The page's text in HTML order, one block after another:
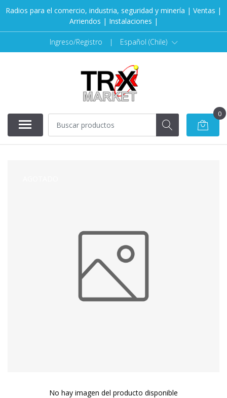
Radios para el comercio, industria, seguridad y minería | Ventas |
Arriendos | Instalaciones |
Ingreso/Registro | Español (Chile)
0
No hay imagen del producto disponible